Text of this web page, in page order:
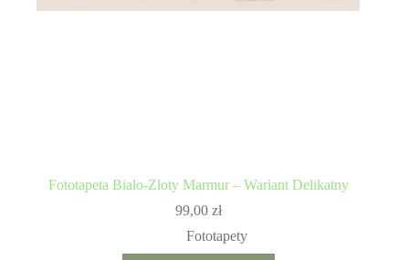
Fototapeta Biało-Złoty Marmur – Wariant Delikatny
99,00 zł
Fototapety